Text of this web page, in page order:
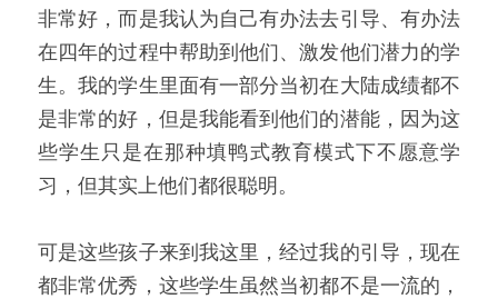
非常好，而是我认为自己有办法去引导、有办法
在四年的过程中帮助到他们、激发他们潜力的学
生。我的学生里面有一部分当初在大陆成绩都不
是非常的好，但是我能看到他们的潜能，因为这
些学生只是在那种填鸭式教育模式下不愿意学
习，但其实上他们都很聪明。
可是这些孩子来到我这里，经过我的引导，现在
都非常优秀，这些学生虽然当初都不是一流的，